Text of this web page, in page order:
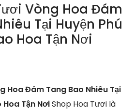
Vòng Hoa Đám
Tại Huyện Phú
Hoa Tận Nơi
Hoa Đám Tang Bao Nhiêu Tại
Hoa Tận NơiShop Hoa Tươi là